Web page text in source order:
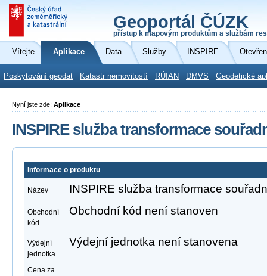
Geoportál ČÚZK
přístup k mapovým produktům a službám
Vítejte Aplikace Data Služby INSPIRE
Poskytování geodat Katastr nemovitostí RÚIAN DMVS Geodetické
Nyní jste zde: Aplikace
INSPIRE služba transformace
Informace o produktu
Název INSPIRE služba transformace
Obchodní
kód
Obchodní kód není stanoven
Výdejní
jednotka
Výdejní jednotka není stanovena
Cena za